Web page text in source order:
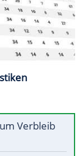
Verbleib